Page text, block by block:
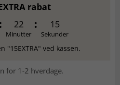
rabat
22
Minutter
14
Sekunder
"15EXTRA" ved kassen.
for 1-2 hverdage.